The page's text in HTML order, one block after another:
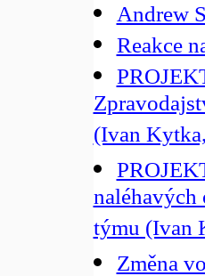
Andrew
Reakce
(Ivan
naléhavých
týmu (Ivan
Změna